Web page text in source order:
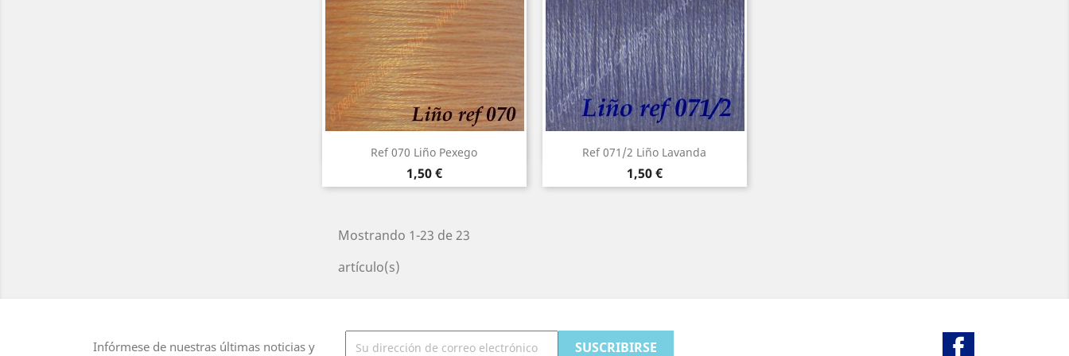
Ref 070 Liño Pexego
Precio
1,50 €
Vista rápida Ref 071/2 Liño Lavanda
Precio
1,50 €
Vista rápida
Mostrando 1-23 de 23
artículo(s)
Infórmese de nuestras últimas noticias y